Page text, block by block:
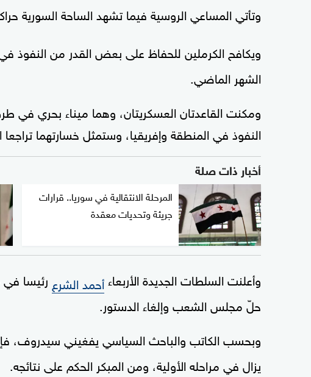
وتأتي المساعي الروسية فيما تشهد الساحة السورية
ويكافح الكرملين للحفاظ على بعض القدر من النفوذ
الشهر الماضي.
ومكنت القاعدتان العسكريتان، وهما ميناء
النفوذ في المنطقة وإفريقيا، وستمثل خسارتهما تراجعا
أخبار ذات صلة
المرحلة الانتقالية في سوريا.. قرارات
جريئة وتحديات معقدة
وأعلنت السلطات الجديدة الأربعاء أحمد الشرع رئيسا في
حلّ مجلس الشعب وإلغاء الدستور.
وبحسب الكاتب والباحث السياسي يفغيني سيدروف،
يزال في مراحله الأولية، ومن المبكر الحكم على نتائجه.